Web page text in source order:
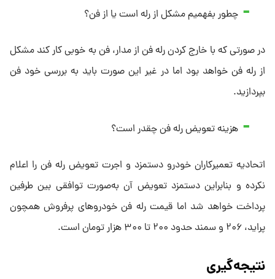
چطور بفهمیم مشکل از رله است یا از فن؟
در صورتی که با خارج کردن رله فن از مدار، فن به خوبی کار کند مشکل
از رله فن خواهد بود اما در غیر این صورت باید به بررسی خود فن
بپردازید.
هزینه تعویض رله فن چقدر است؟
اتحادیه تعمیرکاران خودرو دستمزد و اجرت تعویض رله فن را اعلام
نکرده و بنابراین دستمزد تعویض آن به‌صورت توافقی بین طرفین
پرداخت خواهد شد اما قیمت رله فن خودروهای پرفروش همچون
پراید، ۲۰۶ و سمند حدود ۲۰۰ تا ۳۰۰ هزار تومان است.
نتیجه‌گیری